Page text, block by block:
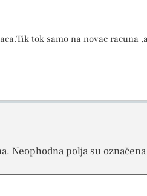
tok samo na novac racuna
Neophodna polja su označena